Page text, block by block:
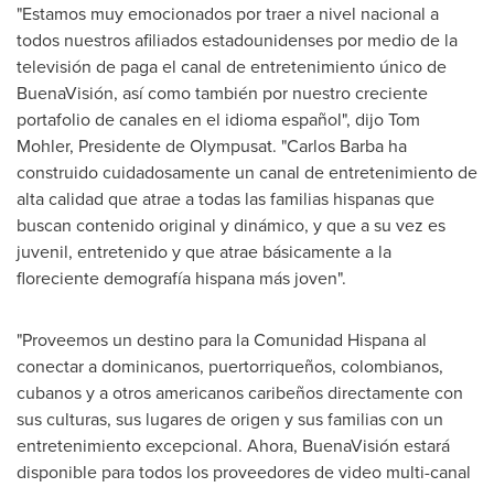
"Estamos muy emocionados por traer a nivel nacional a
todos nuestros afiliados estadounidenses por medio de la
televisión de paga el canal de entretenimiento único de
BuenaVisión, así como también por nuestro creciente
portafolio de canales en el idioma español", dijoTom
Mohler, Presidente de Olympusat. "Carlos Barba ha
construido cuidadosamente un canal de entretenimiento de
alta calidad que atrae a todas las familias hispanas que
buscan contenido original y dinámico, y que a su vez es
juvenil, entretenido y que atrae básicamente a la
floreciente demografía hispana más joven".
"Proveemos un destino para laComunidad Hispana al
conectar a dominicanos, puertorriqueños, colombianos,
cubanos y a otros americanos caribeños directamente con
sus culturas, sus lugares de origen y sus familias con un
entretenimiento excepcional. Ahora, BuenaVisión estará
disponible para todos los proveedores de video multi-canal